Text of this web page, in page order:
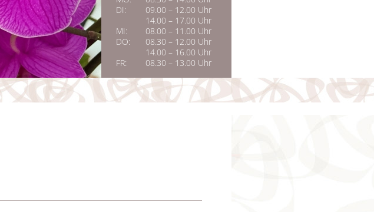
DI:
09.00 – 12.00 Uhr
14.00 – 17.00 Uhr
MI:
08.00 – 11.00 Uhr
DO:
08.30 – 12.00 Uhr
14.00 – 16.00 Uhr
FR:
08.30 – 13.00 Uhr